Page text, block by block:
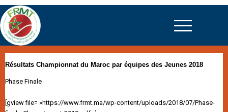
Résultats Championnat du Maroc par équipes des Jeunes 2018
Phase Finale
[gview file= »https://www.frmt.ma/wp-content/uploads/2018/07/Phase-